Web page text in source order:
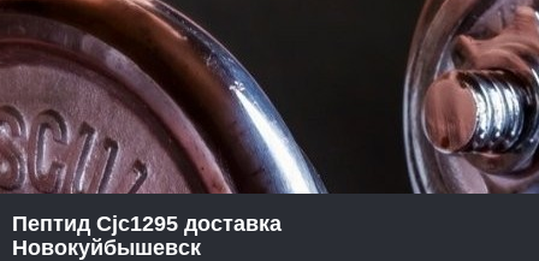
Пептид Cjc1295 доставка
Новокуйбышевск